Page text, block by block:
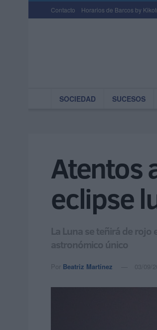
Contacto Horarios de Barcos by
SOCIEDAD SUCESOS
Atentos
eclipse
La Luna se teñirá de
astronómico único
Por Beatriz Martínez 03/09/